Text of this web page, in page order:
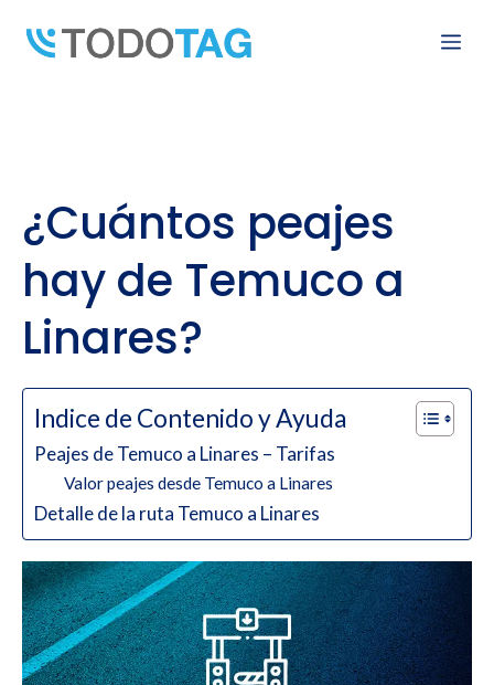
¿Cuántos peajes
hay de Temuco a
Linares?
Indice de Contenido y Ayuda
Peajes de Temuco a Linares – Tarifas
Valor peajes desde Temuco a Linares
Detalle de la ruta Temuco a Linares